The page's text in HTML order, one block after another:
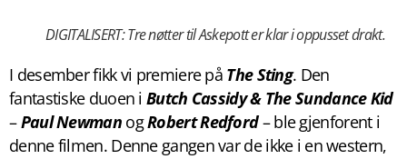
DIGITALISERT: Tre nøtter til Askepott er klar i oppusset drakt.
I desember fikk vi premiere på The Sting. Den
fantastiske duoen i Butch Cassidy & The Sundance Kid
–Paul NewmanogRobert Redford– ble gjenforent i
denne filmen. Denne gangen var de ikke i en western,